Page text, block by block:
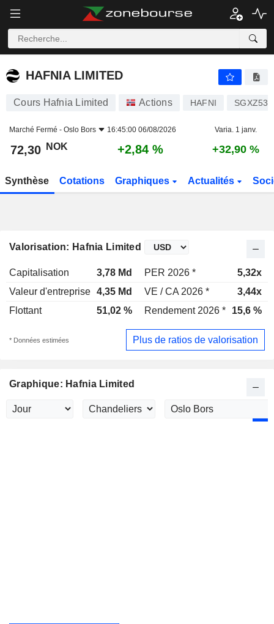
HAFNIA LIMITED
HAFNIA LIMITED
Cours Hafnia Limited Actions HAFNI
Marché Fermé - Oslo Bors 16:45:00 06/08/2026 Varia. 1 janv.
72,30 NOK +2,84 % +32,90 %
Synthèse Cotations Graphiques Actualités
Valorisation: Hafnia Limited
Capitalisation 3,78 Md PER 2026 *
5,32x
Valeur d'entreprise 4,35 Md VE / CA 2026 *
3,44x
Flottant
51,02 % Rendement 2026 * 15,6 %
* Données estimées Plus de ratios de valorisation
Graphique: Hafnia Limited